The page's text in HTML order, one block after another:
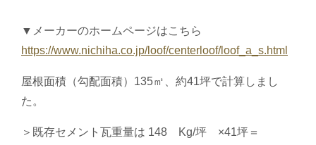
▼メーカーのホームページはこちら
https://www.nichiha.co.jp/loof/centerloof/loof_a_s.html
屋根面積（勾配面積）135㎡、約41坪で計算しまし
た。
＞既存セメント瓦重量は 148 Kg/坪 ×41坪＝